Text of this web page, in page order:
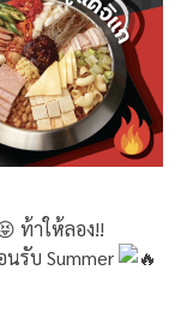
ท้าให้ลอง!!
รับ Summer